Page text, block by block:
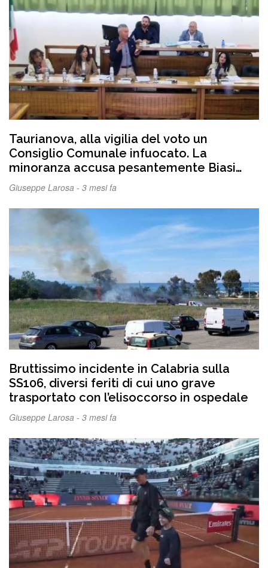
Taurianova, alla vigilia del voto un
Consiglio Comunale infuocato. La
minoranza accusa pesantemente Biasi
sull’indebitamento del Comune che
risponde, “Tutta colpa di Romeo per un
finanziamento ottenuto quand’era
sindaco”
Giuseppe Larosa - 3 mesi fa
Bruttissimo incidente in Calabria sulla
SS106, diversi feriti di cui uno grave
trasportato con l’elisoccorso in ospedale
Giuseppe Larosa - 3 mesi fa